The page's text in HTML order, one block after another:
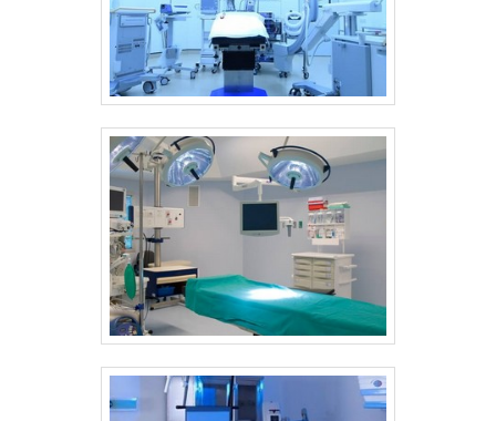
nacional e internacional. REFERÊNCIA DE
QUALIDADE NO SEGMENTO Somente na
Sanders do Brasil tem o que há de melhor no
ramo de lavadora ultrassônica CME. Com
foco na experiência dos clientes, oferece
itens variados como lavadoras ultrassônicas
e autoclaves. É comprometida com os
serviços e responsável, qualificações
construídas por focar suas ações no
resultado final, tendo escritório de alta
qualidade onde são realizadas as atividades
e atuação nacional e internacional. Tudo
isso, unido a um time de colaboradores
treinados regularmente e profissionais
altamente qualificados, comprova sua